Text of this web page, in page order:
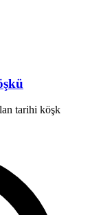
tarihi köşk